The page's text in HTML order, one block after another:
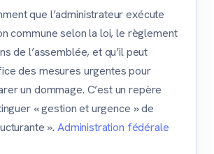
que l’administrateur exécute
commune selon la loi, le règlement
de l’assemblée, et qu’il peut
des mesures urgentes pour
un dommage. C’est un repère
« gestion et urgence » de
». Administration fédérale